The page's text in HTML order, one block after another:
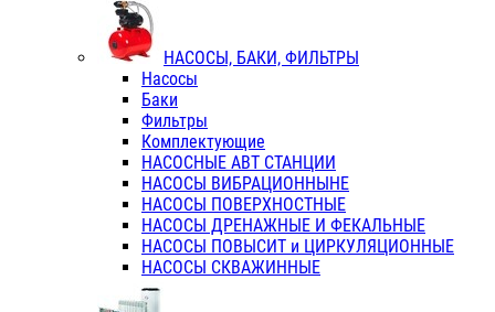
НАСОСЫ, БАКИ, ФИЛЬТРЫ
Насосы
Баки
Фильтры
Комплектующие
НАСОСНЫЕ АВТ СТАНЦИИ
НАСОСЫ ВИБРАЦИОННЫНЕ
НАСОСЫ ПОВЕРХНОСТНЫЕ
НАСОСЫ ДРЕНАЖНЫЕ И ФЕКАЛЬНЫЕ
НАСОСЫ ПОВЫСИТ и ЦИРКУЛЯЦИОННЫЕ
НАСОСЫ СКВАЖИННЫЕ